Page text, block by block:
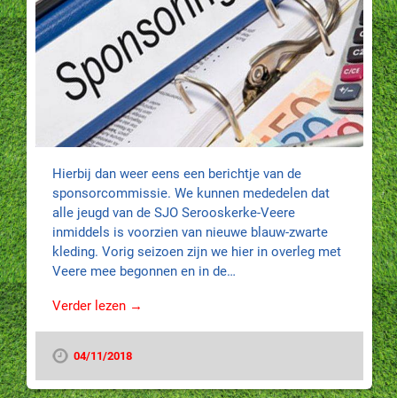
Hierbij dan weer eens een berichtje van de
sponsorcommissie. We kunnen mededelen dat
alle jeugd van de SJO Serooskerke-Veere
inmiddels is voorzien van nieuwe blauw-zwarte
kleding. Vorig seizoen zijn we hier in overleg met
Veere mee begonnen en in de…
Verder lezen →
04/11/2018